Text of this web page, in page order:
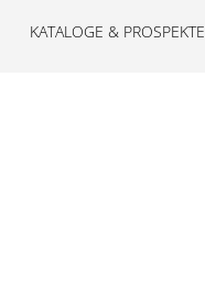
KATALOGE & PROSPEKTE